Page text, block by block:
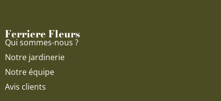
Ferriere Fleurs
Qui sommes-nous ?
Notre jardinerie
Notre équipe
Avis clients